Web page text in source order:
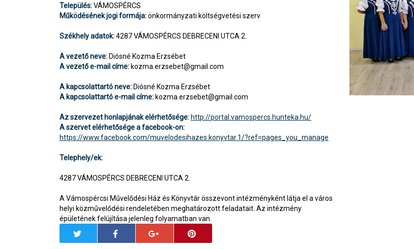
Település:VÁMOSPÉRCS
Működésének jogi formája:önkormányzati költségvetési szerv
Székhely adatok:4287 VÁMOSPÉRCS DEBRECENI UTCA 2.
A vezető neve: Diósné Kozma Erzsébet
A vezető e-mail címe: kozma.erzsebet@gmail.com
A kapcsolattartó neve: Diósné Kozma Erzsébet
A kapcsolattartó e-mail címe: kozma.erzsebet@gmail.com
Az szervezet honlapjának elérhetősége: http://portal.vamospercs.hunteka.hu/
A szervet elérhetősége a facebook-on:
https://www.facebook.com/muvelodesihazes.konyvtar.1/?ref=pages_you_manage
Telephely/ek:
4287 VÁMOSPÉRCS DEBRECENI UTCA 2.
A Vámospércsi Művelődési Ház és Könyvtár összevont intézményként látja el a város
helyi közművelődési rendeletében meghatározott feladatait. Az intézmény
épületének felújítása jelenleg folyamatban van.